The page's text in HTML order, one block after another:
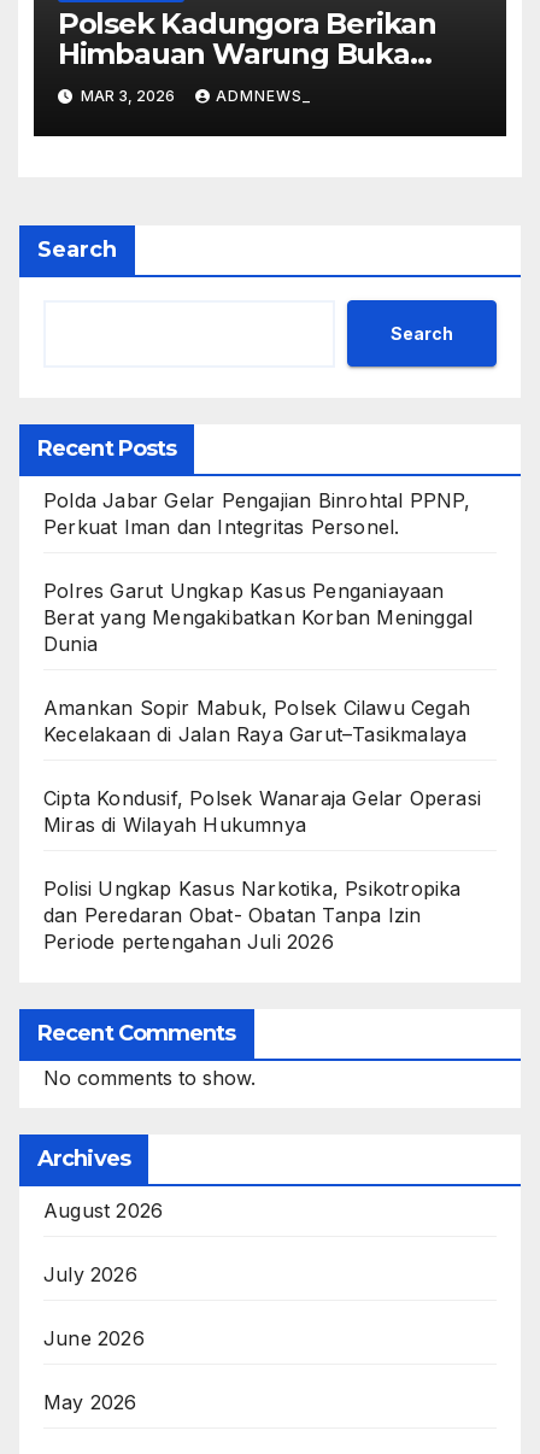
Polsek Kadungora Berikan
Himbauan Warung Buka
Siang Hari
MAR 3, 2026 ADMNEWS_
Search
Search
Recent Posts
Polda Jabar Gelar Pengajian Binrohtal PPNP,
Perkuat Iman dan Integritas Personel.
Polres Garut Ungkap Kasus Penganiayaan
Berat yang Mengakibatkan Korban Meninggal
Dunia
Amankan Sopir Mabuk, Polsek Cilawu Cegah
Kecelakaan di Jalan Raya Garut–Tasikmalaya
Cipta Kondusif, Polsek Wanaraja Gelar Operasi
Miras di Wilayah Hukumnya
Polisi Ungkap Kasus Narkotika, Psikotropika
dan Peredaran Obat- Obatan Tanpa Izin
Periode pertengahan Juli 2026
Recent Comments
No comments to show.
Archives
August 2026
July 2026
June 2026
May 2026